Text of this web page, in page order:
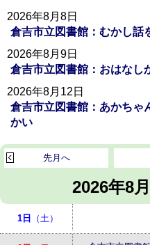
2026年8月8日
倉吉市立図書館：むかし話
2026年8月9日
倉吉市立図書館：おはなし
2026年8月12日
倉吉市立図書館：あかちゃ
かい
2026年8月
先月へ
1日 （土）